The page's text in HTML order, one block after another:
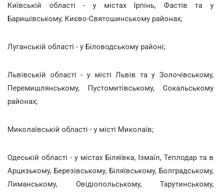
Київській області - у містах Ірпінь, Фастів та у
Баришівському, Києво-Святошинському районах;
Луганській області - у Біловодському районі;
Львівській області - у місті Львів та у Золочівському,
Перемишлянському, Пустомитівському, Сокальському
районах;
Миколаївській області - у місті Миколаїв;
Одеській області - у містах Біляївка, Ізмаїл, Теплодар та в
Арцизькому, Березівському, Біляївському, Болградському,
Лиманському, Овідіопольському, Тарутинському,